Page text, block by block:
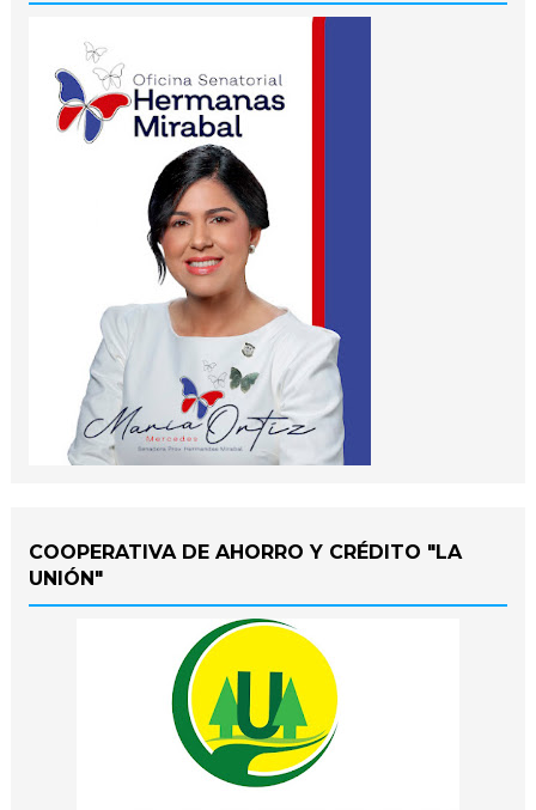
COOPERATIVA DE AHORRO Y CRÉDITO "LA
UNIÓN"